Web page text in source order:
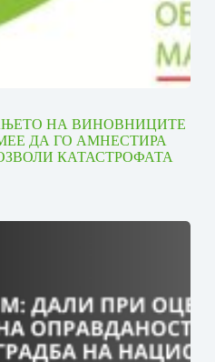
НА ВИНОВНИЦИТЕ
ДА ГО АМНЕСТИРА
КАТАСТРОФАТА